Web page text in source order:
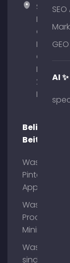
Specht
Marketing
GmbH –
Palais
Obelisk
29 80333
Beliebte
Beiträge
Was ist
Pinterest
App?
Was ist
Process
Mining?
Was
sind AI
AI ✨